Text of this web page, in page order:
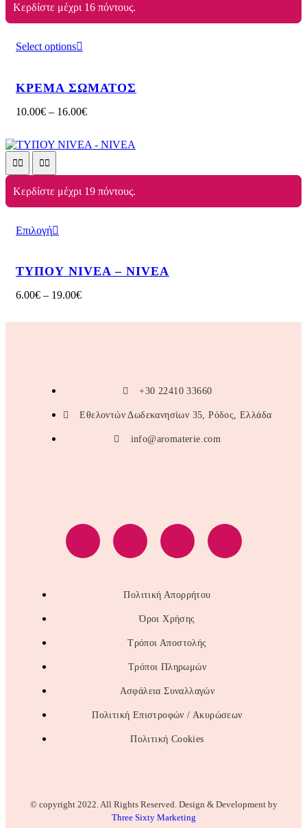
Κερδίστε μέχρι 16 πόντους.
Select options
ΚΡΕΜΑ ΣΩΜΑΤΟΣ
10.00€ – 16.00€
Κερδίστε μέχρι 19 πόντους.
Επιλογή
ΤΥΠΟΥ NIVEA – NIVEA
6.00€ – 19.00€
+30 22410 33660
Εθελοντών Δωδεκανησίων 35, Ρόδος, Ελλάδα
info@aromaterie.com
Πολιτική Απορρήτου
Όροι Χρήσης
Τρόποι Αποστολής
Τρόποι Πληρωμών
Ασφάλεια Συναλλαγών
Πολιτική Επιστροφών / Ακυρώσεων
Πολιτική Cookies
© copyright 2022. All Rights Reserved. Design & Development by
Three Sixty Marketing